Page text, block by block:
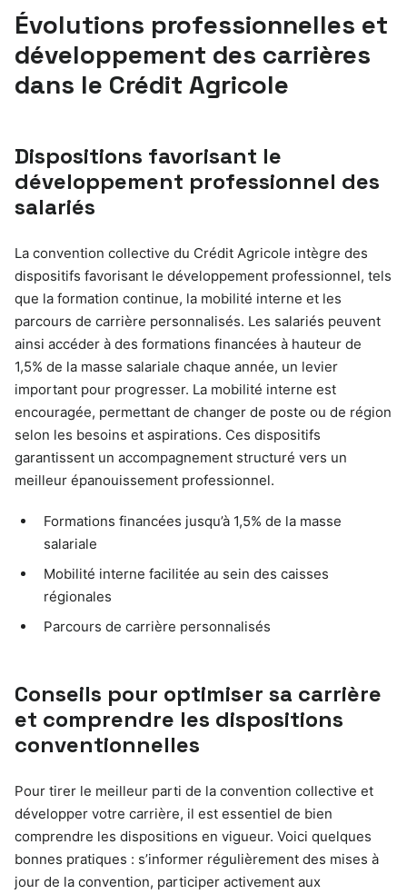
Évolutions professionnelles et
développement des carrières
dans le Crédit Agricole
Dispositions favorisant le
développement professionnel des
salariés
La convention collective du Crédit Agricole intègre des
dispositifs favorisant le développement professionnel, tels
que la formation continue, la mobilité interne et les
parcours de carrière personnalisés. Les salariés peuvent
ainsi accéder à des formations financées à hauteur de
1,5% de la masse salariale chaque année, un levier
important pour progresser. La mobilité interne est
encouragée, permettant de changer de poste ou de région
selon les besoins et aspirations. Ces dispositifs
garantissent un accompagnement structuré vers un
meilleur épanouissement professionnel.
Formations financées jusqu’à 1,5% de la masse
salariale
Mobilité interne facilitée au sein des caisses
régionales
Parcours de carrière personnalisés
Conseils pour optimiser sa carrière
et comprendre les dispositions
conventionnelles
Pour tirer le meilleur parti de la convention collective et
développer votre carrière, il est essentiel de bien
comprendre les dispositions en vigueur. Voici quelques
bonnes pratiques : s’informer régulièrement des mises à
jour de la convention, participer activement aux